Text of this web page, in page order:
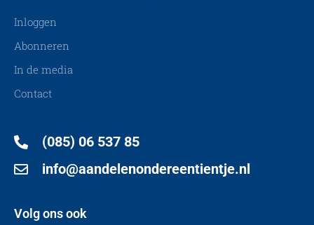
Inloggen
Abonneren
In de media
Contact
(085) 06 537 85
info@aandelenondereentientje.nl
Volg ons ook